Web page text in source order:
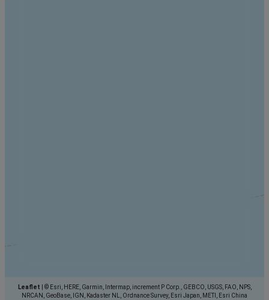
Leaflet
© Esri, HERE, Garmin, Intermap, increment P Corp., GEBCO, USGS, FAO, NPS,
NRCAN, GeoBase, IGN, Kadaster NL, Ordnance Survey, Esri Japan, METI, Esri China